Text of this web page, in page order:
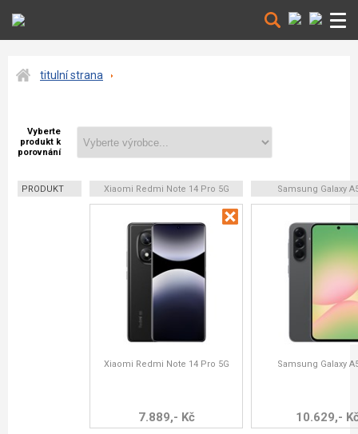
titulní strana
Vyberte
produkt k
porovnání
PRODUKT Xiaomi Redmi Note 14 Pro 5G Samsung Galaxy
Xiaomi Redmi Note 14 Pro 5G
7.889,- Kč
Samsung Galaxy
10.629,-